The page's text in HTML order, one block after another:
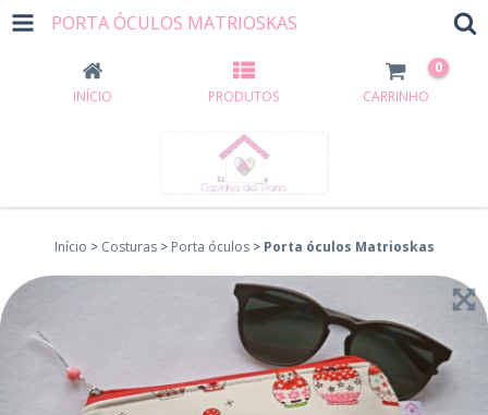
PORTA ÓCULOS MATRIOSKAS
INÍCIO PRODUTOS CARRINHO
0
Início > Costuras > Porta óculos > Porta óculos Matrioskas